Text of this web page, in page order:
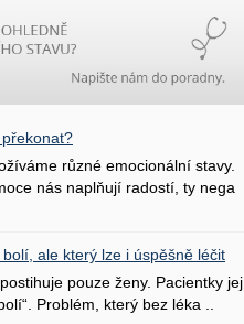
různé emocionální stavy.
nás naplňují radostí, ty nega
ale který lze i úspěšně léčit
pouze ženy. Pacientky jej
Problém, který bez léka ..